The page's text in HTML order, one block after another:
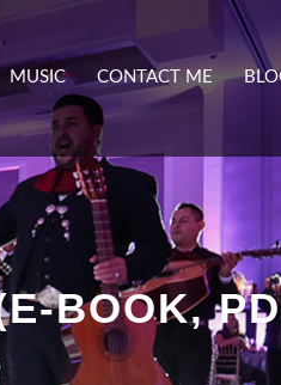
MUSIC CONTACT ME
BOOK,